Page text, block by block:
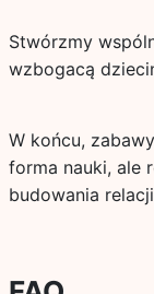
Stwórzmy
wzbogacą
W końcu,
forma nauki, ale
budowania